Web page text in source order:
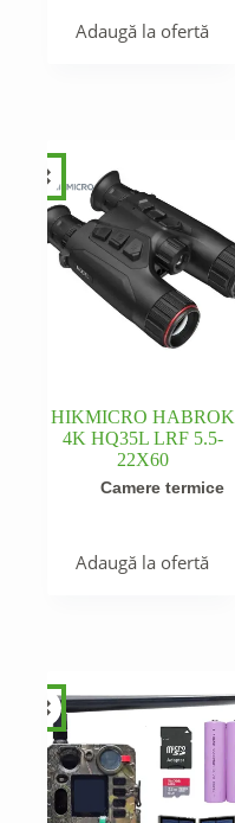
Adaugă la ofertă
HIKMICRO HABROK
4K HQ35L LRF 5.5-
22X60
Camere termice
Adaugă la ofertă